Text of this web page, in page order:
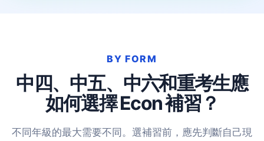
BY FORM
中四、中五、中六和重考生應
如何選擇 Econ 補習？
不同年級的最大需要不同。選補習前，應先判斷自己現